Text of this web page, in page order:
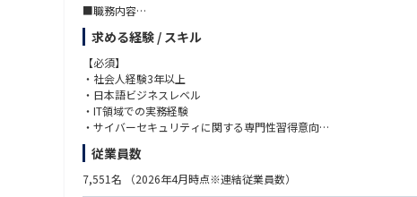
■職務内容
クライアントが直面する、サイバーセキュリティに関するリスクの
■プロジェクト事例
リスク把握・評価：セキュリティ・リスクアセスメント、セキュリ
セキュリティ戦略立案： セキュリティ高度化施策の企画、戦略実現
セキュリティ強化・運用・改善支援：セキュリティガバナンス強化
【現状の課題】
・攻撃の高度化・産業化：ランサムウェアやサプライチェーン攻撃
・クラウド前提で統制が不足：境界型防御だけでは不十分となり、
求める経験 / スキル
【必須】
・社会人経験3年以上
・日本語ビジネスレベル
・IT領域での実務経験
・サイバーセキュリティに関する専門性習得意向
【歓迎】
・EH/CISSP/OSCP/OSWE/CRTO/GPEN/CCSP/
従業員数
7,551名 （2026年4月時点※連結従業員数）